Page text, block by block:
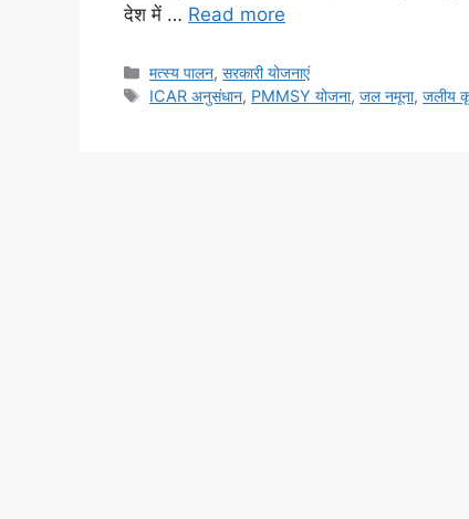
देश में … Read more
मत्स्य पालन,सरकारी योजनाएं
ICAR अनुसंधान, PMMSY योजना,जल नमूना,जलीय